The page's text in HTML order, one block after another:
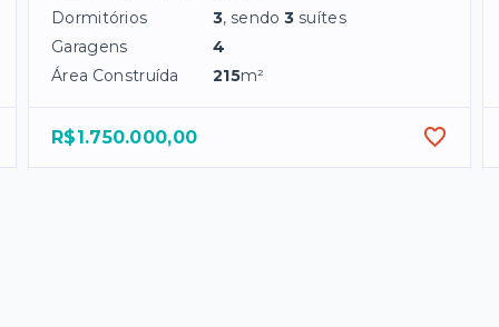
Dormitórios 3, sendo3 suítes
Garagens
4
Área Construída
215m²
R$1.750.000,00